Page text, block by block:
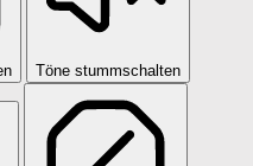
Töne stummschalten